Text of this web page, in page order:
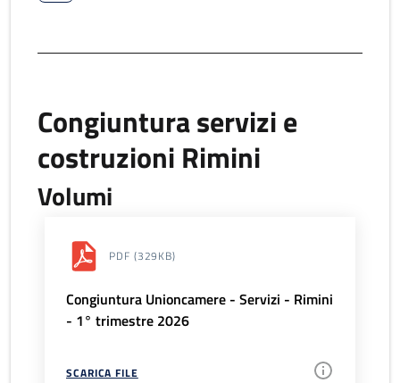
Congiuntura servizi e
costruzioni Rimini
Volumi
PDF (329KB)
Congiuntura Unioncamere - Servizi - Rimini
- 1° trimestre 2026
SCARICA FILE